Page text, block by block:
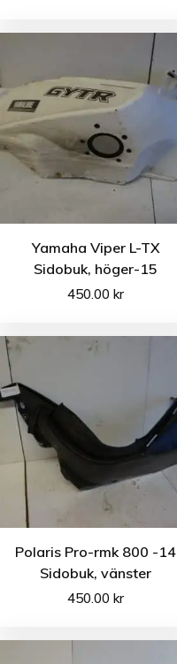
Yamaha Viper L-TX
Sidobuk, höger-15
450.00kr
Polaris Pro-rmk 800 -14
Sidobuk, vänster
450.00kr